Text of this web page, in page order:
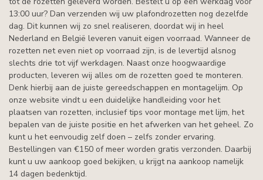
13:00 uur? Dan verzenden wij uw plafondrozetten nog dezelfde
dag. Dit kunnen wij zo snel realiseren, doordat wij in heel
Nederland en België leveren vanuit eigen voorraad. Wanneer de
rozetten net even niet op voorraad zijn, is de levertijd alsnog
slechts drie tot vijf werkdagen. Naast onze hoogwaardige
producten, leveren wij alles om de rozetten goed te monteren.
Denk hierbij aan de juiste gereedschappen en montagelijm. Op
onze website vindt u een duidelijke handleiding voor het
plaatsen van rozetten, inclusief tips voor montage met lijm, het
bepalen van de juiste positie en het afwerken van het geheel. Zo
kunt u het eenvoudig zelf doen – zelfs zonder ervaring.
Bestellingen van €150 of meer worden gratis verzonden. Daarbij
kunt u uw aankoop goed bekijken, u krijgt na aankoop namelijk
14 dagen bedenktijd.